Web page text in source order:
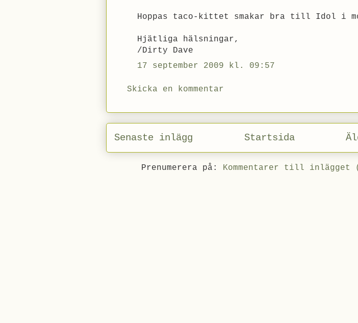
Hoppas taco-kittet smakar bra till Idol i
Hjätliga hälsningar,
/Dirty Dave
17 september 2009 kl. 09:57
Skicka en kommentar
Senaste inlägg Startsida
Prenumerera på: Kommentarer till inlägget